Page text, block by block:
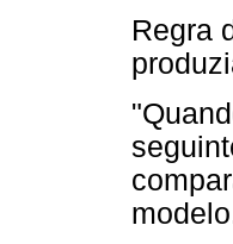
Regra